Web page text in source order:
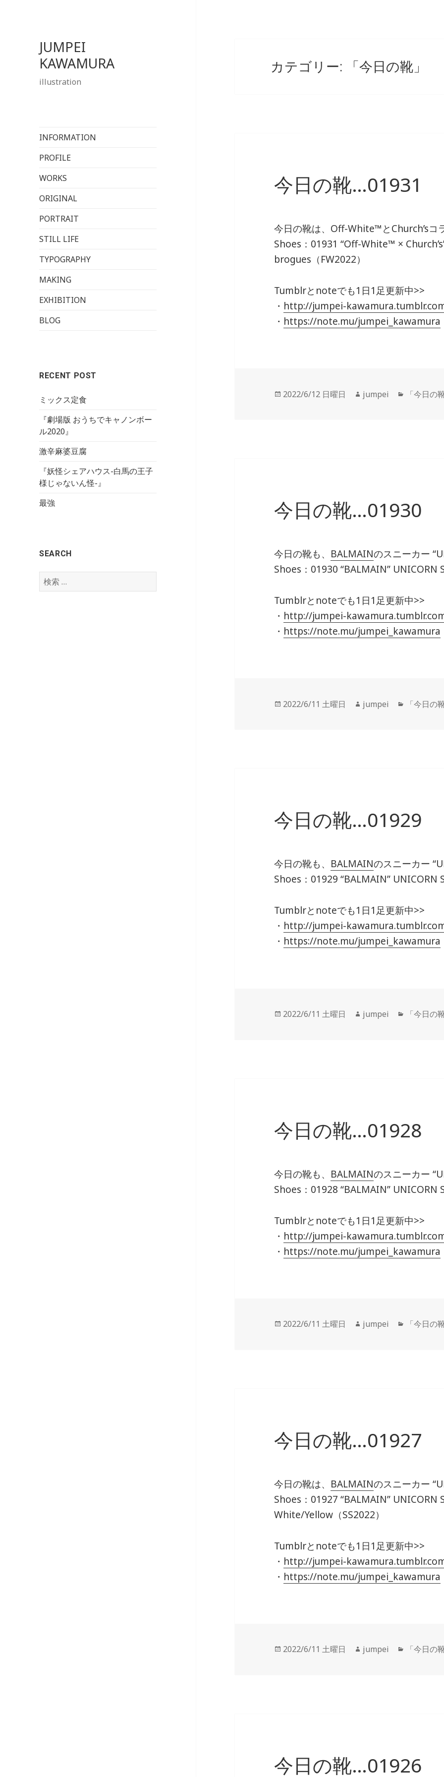
JUMPEI
KAWAMURA
illustration
INFORMATION
PROFILE
WORKS
ORIGINAL
PORTRAIT
STILL LIFE
TYPOGRAPHY
MAKING
EXHIBITION
BLOG
RECENT POST
ミックス定食
『劇場版 おうちでキャノンボー
ル2020』
激辛麻婆豆腐
『妖怪シェアハウス-白馬の王子
様じゃないん怪-』
最強
SEARCH
検
索
カテゴリー: 「今日の靴」
今日の靴…01931
今日の靴は、 Off-White™とChurch’sコ
Shoes：01931“Off-White™ ×
brogues（FW2022）
Tumblrとnoteでも1日1足更新中>>
・ http://jumpei-
・ https://note.mu/jumpei_kawamura
投
2022/6/12 日曜日
作
jumpei
カ
「今日の
今日の靴…01930
今日の靴も、 BALMAINのスニーカー
Shoes：01930“BALMAIN” UNICORN
Tumblrとnoteでも1日1足更新中>>
・ http://jumpei-
・ https://note.mu/jumpei_kawamura
投
2022/6/11 土曜日
作
jumpei
カ
「今日の
今日の靴…01929
今日の靴も、 BALMAINのスニーカー
Shoes：01929“BALMAIN” UNICORN
Tumblrとnoteでも1日1足更新中>>
・ http://jumpei-
・ https://note.mu/jumpei_kawamura
投
2022/6/11 土曜日
作
jumpei
カ
「今日の
今日の靴…01928
今日の靴も、 BALMAINのスニーカー
Shoes：01928“BALMAIN” UNICORN
Tumblrとnoteでも1日1足更新中>>
・ http://jumpei-
・ https://note.mu/jumpei_kawamura
投
2022/6/11 土曜日
作
jumpei
カ
「今日の
今日の靴…01927
今日の靴は、 BALMAINのスニーカー
Shoes：01927“BALMAIN” UNICORN
White/Yellow（SS2022）
Tumblrとnoteでも1日1足更新中>>
・ http://jumpei-
・ https://note.mu/jumpei_kawamura
投
2022/6/11 土曜日
作
jumpei
カ
「今日の
今日の靴…01926